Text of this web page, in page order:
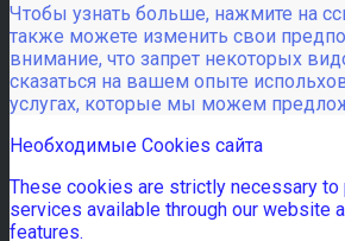
Чтобы узнать больше, нажмите на
также можете изменить свои
внимание, что запрет некоторых
сказаться на вашем опыте
услугах, которые мы можем
Необходимые Cookies сайта
These cookies are strictly necessary to
services available through our website
features.